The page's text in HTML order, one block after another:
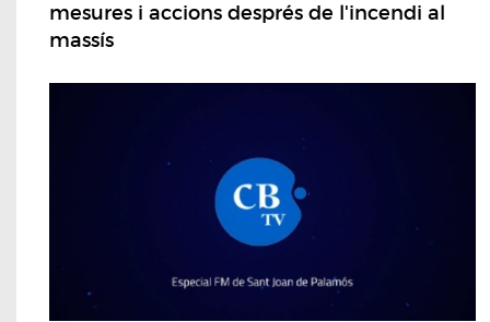
mesures i accions després de l'incendi al
massís